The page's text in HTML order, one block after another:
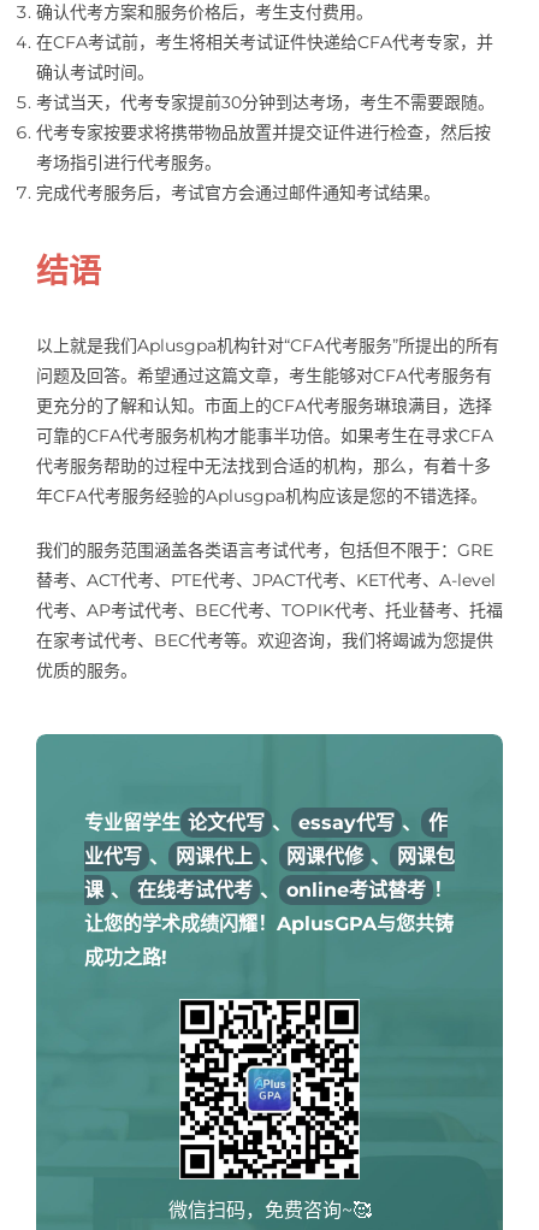
确认代考方案和服务价格后，考生支付费用。
在CFA考试前，考生将相关考试证件快递给CFA代考专家，并
确认考试时间。
考试当天，代考专家提前30分钟到达考场，考生不需要跟随。
代考专家按要求将携带物品放置并提交证件进行检查，然后按
考场指引进行代考服务。
完成代考服务后，考试官方会通过邮件通知考试结果。
结语
以上就是我们Aplusgpa机构针对“CFA代考服务”所提出的所有
问题及回答。希望通过这篇文章，考生能够对CFA代考服务有
更充分的了解和认知。市面上的CFA代考服务琳琅满目，选择
可靠的CFA代考服务机构才能事半功倍。如果考生在寻求CFA
代考服务帮助的过程中无法找到合适的机构，那么，有着十多
年CFA代考服务经验的Aplusgpa机构应该是您的不错选择。
我们的服务范围涵盖各类语言考试代考，包括但不限于：GRE
替考、ACT代考、PTE代考、JPACT代考、KET代考、A-level
代考、AP考试代考、BEC代考、TOPIK代考、托业替考、托福
在家考试代考、BEC代考等。欢迎咨询，我们将竭诚为您提供
优质的服务。
专业留学生 论文代写 、 essay代写 、
作
业代写 、 网课代上 、 网课代修 、
网课包
课 、 在线考试代考 、 online考试替考 ！
让您的学术成绩闪耀！AplusGPA与您共铸
成功之路!
微信扫码，免费咨询~🥰